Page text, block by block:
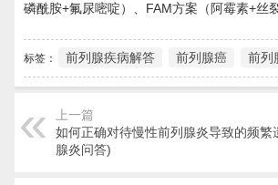
磷酰胺+氟尿嘧啶）、FAM方案（阿霉素+丝
标签： 前列腺疾病解答 前列腺癌 前列
上一篇
如何正确对待慢性前列腺炎导致的频繁
腺炎问答)